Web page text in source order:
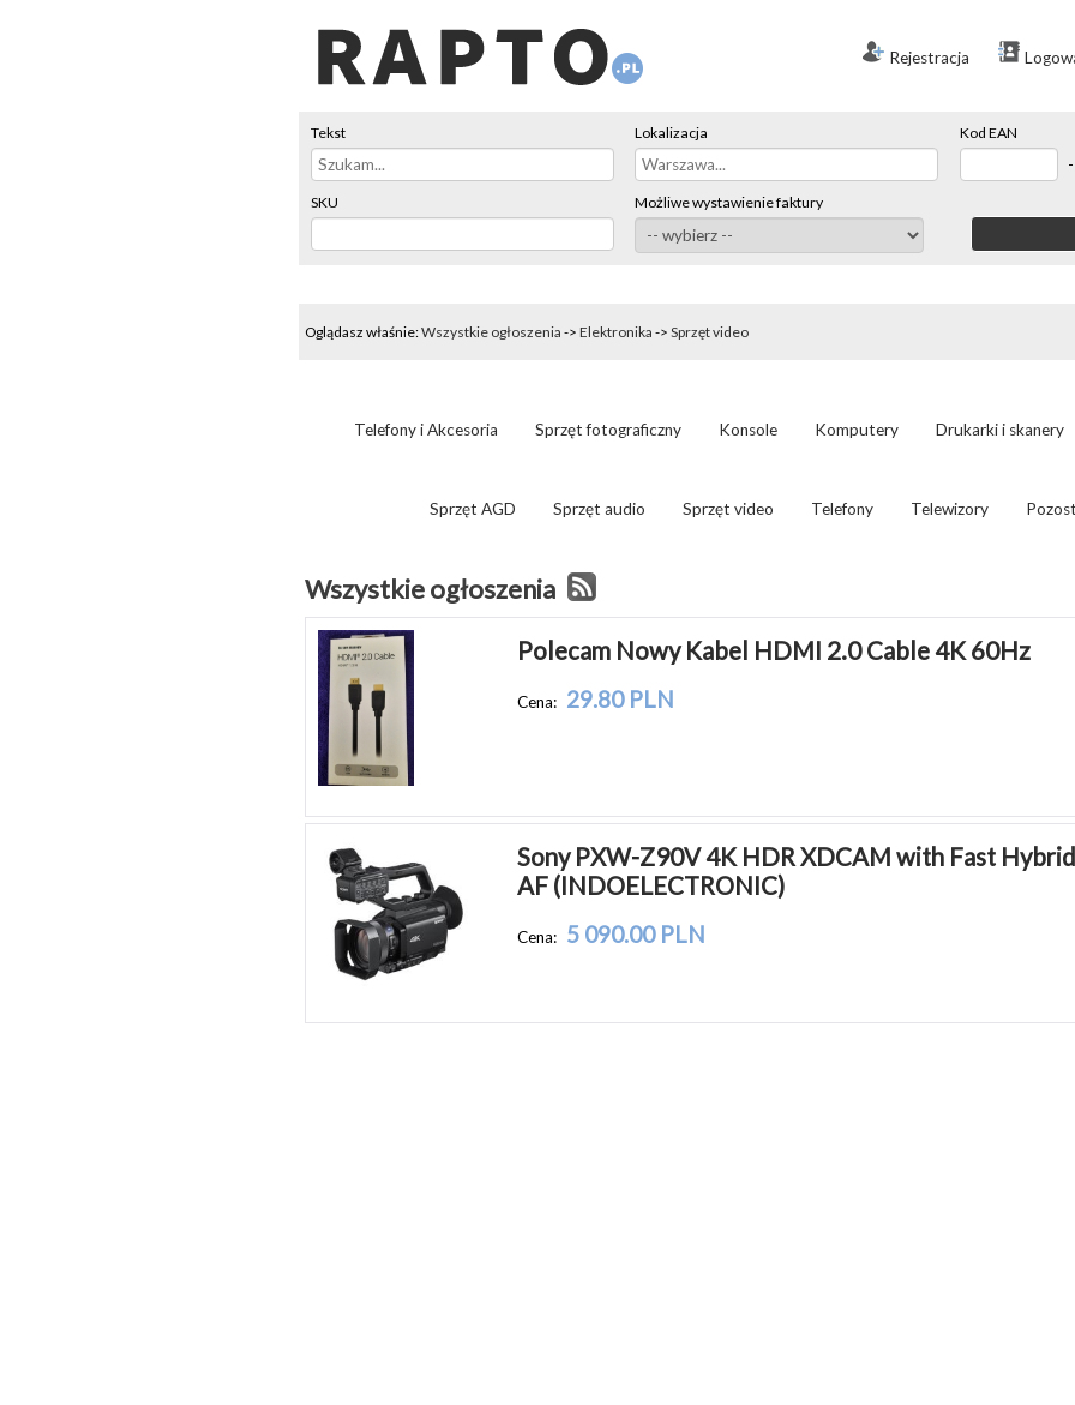
Rejestracja
Tekst Lokalizacja Kod EAN
-
SKU Możliwe wystawienie faktury
Oglądasz właśnie:Wszystkie ogłoszenia -> Elektronika -> Sprzęt video
Telefony i Akcesoria Sprzęt fotograficzny Konsole Komputery Drukarki i skanery
Sprzęt AGD Sprzęt audio Sprzęt video Telefony Telewizory
Wszystkie ogłoszenia
Polecam Nowy Kabel HDMI 2.0 Cable 4K 60Hz
Cena: 29.80 PLN
Sony PXW-Z90V 4K HDR XDCAM with Fast Hybrid
AF (INDOELECTRONIC)
Cena: 5 090.00 PLN